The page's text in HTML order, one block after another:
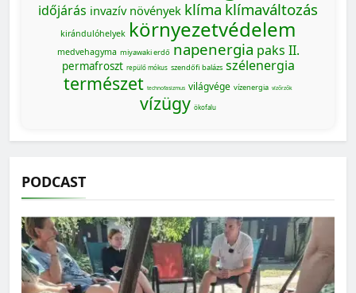
időjárás invazív növények klíma klímaváltozás
kirándulóhelyek környezetvédelem
medvehagyma miyawaki erdő napenergia paks II.
permafroszt repülő mókus szendőfi balázs szélenergia
természet technofasizmus világvége vízenergia vízőrzők
vízügy ökofalu
PODCAST